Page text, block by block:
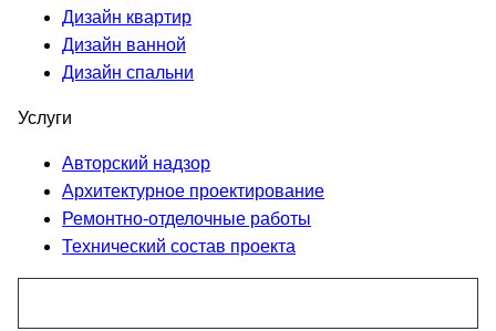
Дизайн квартир
Дизайн ванной
Дизайн спальни
Услуги
Авторский надзор
Архитектурное проектирование
Ремонтно-отделочные работы
Технический состав проекта